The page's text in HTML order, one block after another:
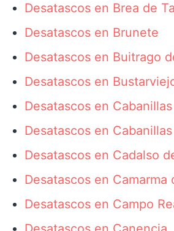
Desatascos en Brea de
Desatascos en Brunete
Desatascos en Buitrago
Desatascos en
Desatascos en
Desatascos en
Desatascos en Cadalso
Desatascos en Camarma
Desatascos en Campo